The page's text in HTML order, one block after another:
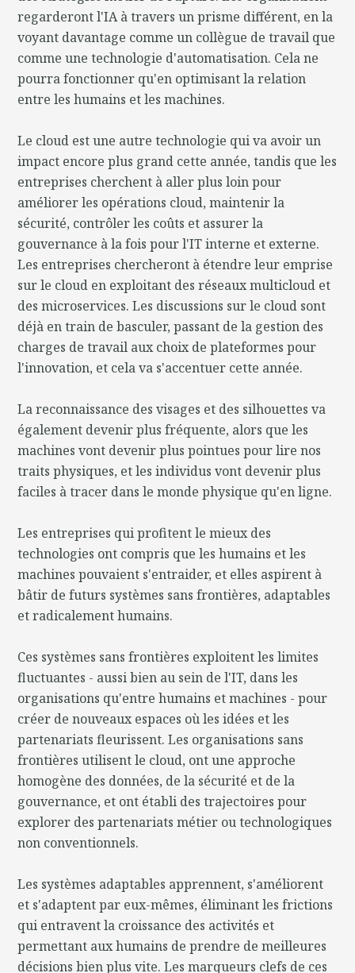
regarderont l'IA à travers un prisme différent, en la
voyant davantage comme un collègue de travail que
comme une technologie d'automatisation. Cela ne
pourra fonctionner qu'en optimisant la relation
entre les humains et les machines.
Le cloud est une autre technologie qui va avoir un
impact encore plus grand cette année, tandis que les
entreprises cherchent à aller plus loin pour
améliorer les opérations cloud, maintenir la
sécurité, contrôler les coûts et assurer la
gouvernance à la fois pour l'IT interne et externe.
Les entreprises chercheront à étendre leur emprise
sur le cloud en exploitant des réseaux multicloud et
des microservices. Les discussions sur le cloud sont
déjà en train de basculer, passant de la gestion des
charges de travail aux choix de plateformes pour
l'innovation, et cela va s'accentuer cette année.
La reconnaissance des visages et des silhouettes va
également devenir plus fréquente, alors que les
machines vont devenir plus pointues pour lire nos
traits physiques, et les individus vont devenir plus
faciles à tracer dans le monde physique qu'en ligne.
Les entreprises qui profitent le mieux des
technologies ont compris que les humains et les
machines pouvaient s'entraider, et elles aspirent à
bâtir de futurs systèmes sans frontières, adaptables
et radicalement humains.
Ces systèmes sans frontières exploitent les limites
fluctuantes - aussi bien au sein de l'IT, dans les
organisations qu'entre humains et machines - pour
créer de nouveaux espaces où les idées et les
partenariats fleurissent. Les organisations sans
frontières utilisent le cloud, ont une approche
homogène des données, de la sécurité et de la
gouvernance, et ont établi des trajectoires pour
explorer des partenariats métier ou technologiques
non conventionnels.
Les systèmes adaptables apprennent, s'améliorent
et s'adaptent par eux-mêmes, éliminant les frictions
qui entravent la croissance des activités et
permettant aux humains de prendre de meilleures
décisions bien plus vite. Les marqueurs clefs de ces